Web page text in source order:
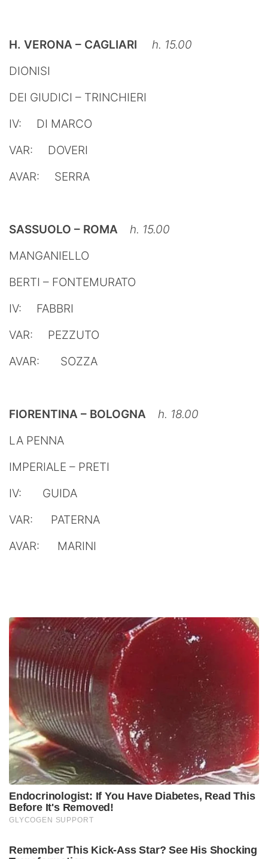
H. VERONA – CAGLIARI
h. 15.00
DIONISI
DEI GIUDICI – TRINCHIERI
IV: DI MARCO
VAR: DOVERI
AVAR: SERRA
SASSUOLO – ROMA h. 15.00
MANGANIELLO
BERTI – FONTEMURATO
IV: FABBRI
VAR: PEZZUTO
AVAR: SOZZA
FIORENTINA – BOLOGNA h. 18.00
LA PENNA
IMPERIALE – PRETI
IV: GUIDA
VAR: PATERNA
AVAR: MARINI